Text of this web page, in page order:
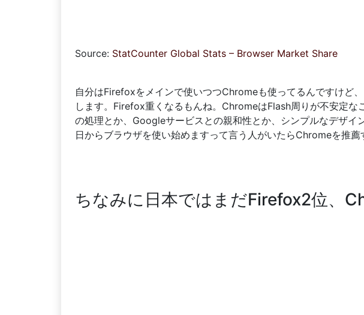
Source: StatCounter Global Stats – Browser Market Share
自分はFirefoxをメインで使いつつChromeも使ってるんですけど
します。Firefox重くなるもんね。ChromeはFlash周りが不安定な
の処理とか、Googleサービスとの親和性とか、シンプルなデザイ
日からブラウザを使い始めますって言う人がいたらChromeを推薦
ちなみに日本ではまだFirefox2位、